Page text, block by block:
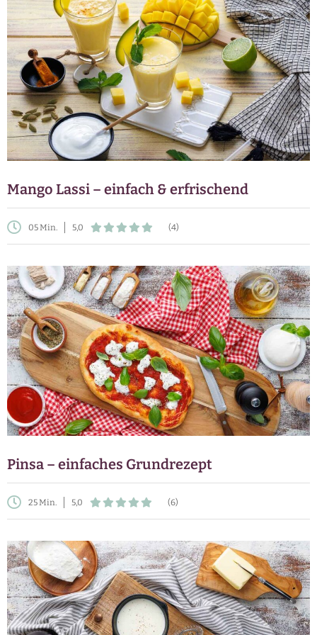
Mango Lassi – einfach & erfrischend
05 Min. 5,0 (4)
Pinsa – einfaches Grundrezept
25 Min. 5,0 (6)